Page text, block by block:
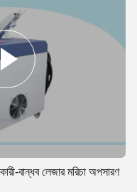
বান্ধব লেজার মরিচা অপসারণ